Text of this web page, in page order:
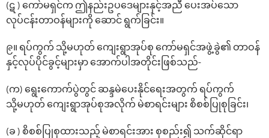
(ဋ ) ‌ကော်မရှင်က ‌ဤနည်းဥပဒေများနှင့်အညီ ပေးအပ်‌သော
လုပ်ငန်းတာဝန်များကို ဆောင် ရွက်ခြင်း။
၉။ ရပ်ကွက်‌ သို့မဟုတ် ကျေးရွာအုပ်စု ကော်မရှင်အဖွဲ့ခွဲ၏ တာဝန်
နှင့်လုပ်ပိုင်ခွင့်များမှာ ‌အောက်ပါအတိုင်းဖြစ်သည်-
(က) ရွေးကောက်ပွဲတွင် ဆန္ဒမဲပေးနိုင်ရေးအတွက် ရပ်ကွက်
သို့မဟုတ် ကျေးရွာအုပ်စုအလိုက် မဲစာရင်းများ စိစစ်ပြုစုခြင်း၊
(ခ ) စိစစ်ပြုစုထားသည့် မဲစာရင်းအား စုစည်း၍ သက်ဆိုင်ရာ